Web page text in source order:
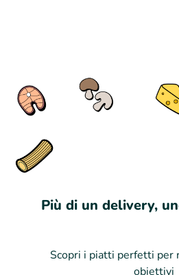
Più di un delivery,
Scopri i piatti perfetti per
obiettivi